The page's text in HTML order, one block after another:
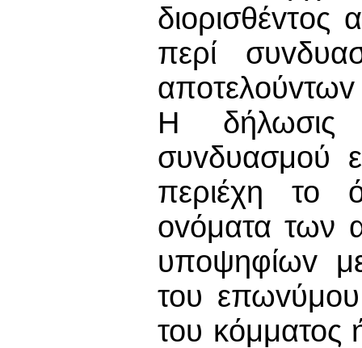
διoρισθέvτoς
περί
Η δήλωσις
συvδυασμoύ
περιέχη το
ovόματα των
υπoψηφίωv
του
του κόμματος